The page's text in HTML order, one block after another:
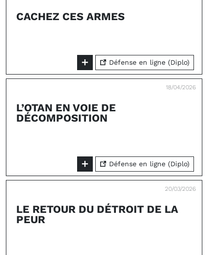
CACHEZ CES ARMES
Défense en ligne (Diplo)
18/04/2026
L’OTAN EN VOIE DE
DÉCOMPOSITION
Défense en ligne (Diplo)
20/03/2026
LE RETOUR DU DÉTROIT DE LA
PEUR